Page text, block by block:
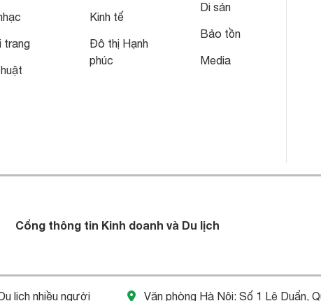
trang
Kinh tế
Đô thị Hạnh
phúc
Di sản
Bảo tồn
Media
Cổng thông tin Kinh doanh và Du lịch
lịch nhiều người Văn phòng Hà Nội: Số 1 Lê Duẩn,